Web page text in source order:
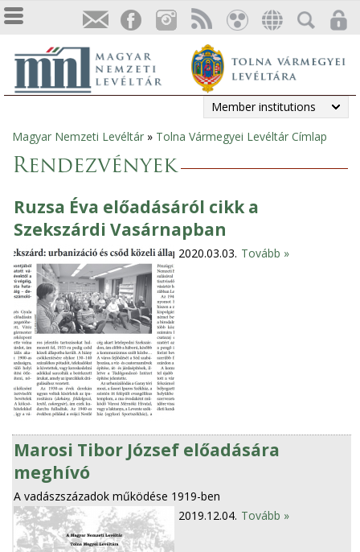
Member institutions
You
are
here
Magyar Nemzeti Levéltár » Tolna Vármegyei Levéltár Címlap
Rendezvények
Ruzsa Éva előadásáról cikk a
Szekszárdi Vasárnapban
2020.03.03. Tovább »
Marosi Tibor József előadására
meghívó
A vadászszázadok működése 1919-ben
2019.12.04. Tovább »